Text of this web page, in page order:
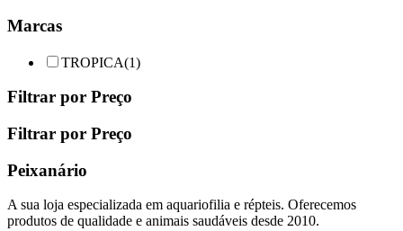
product
Marcas
TROPICA(1)
Filtrar por Preço
Filtrar por Preço
Peixanário
A sua loja especializada em aquariofilia e répteis. Oferecemos
produtos de qualidade e animais saudáveis desde 2010.